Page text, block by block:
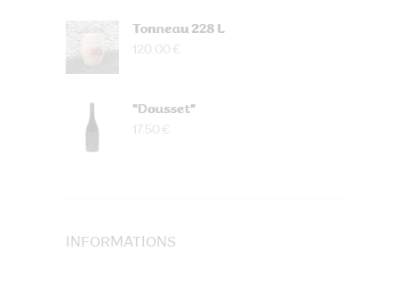
Tonneau 228 L
120.00 €
"Dousset"
17.50 €
INFORMATIONS